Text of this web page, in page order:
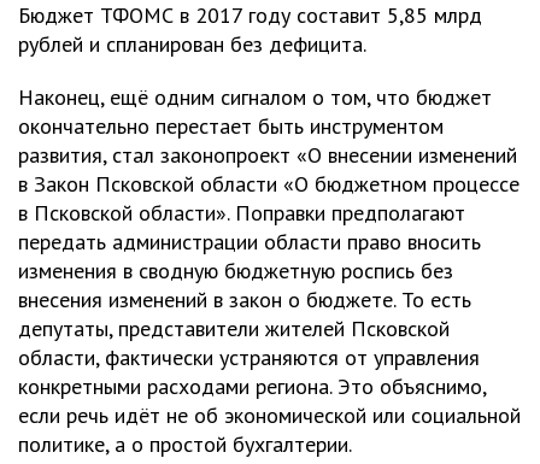
Бюджет ТФОМС в 2017 году составит 5,85 млрд
рублей и спланирован без дефицита.
Наконец, ещё одним сигналом о том, что бюджет
окончательно перестает быть инструментом
развития, стал законопроект «О внесении изменений
в Закон Псковской области «О бюджетном процессе
в Псковской области». Поправки предполагают
передать администрации области право вносить
изменения в сводную бюджетную роспись без
внесения изменений в закон о бюджете. То есть
депутаты, представители жителей Псковской
области, фактически устраняются от управления
конкретными расходами региона. Это объяснимо,
если речь идёт не об экономической или социальной
политике, а о простой бухгалтерии.